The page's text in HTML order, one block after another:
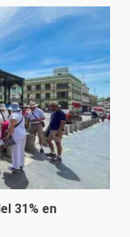
31% en